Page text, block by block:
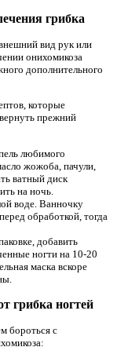
грибка
вид рук или
онихомикоза
дополнительного
которые
прежний
любимого
жожоба, пачули,
ватный диск
на ночь.
воде. Ванночку
обработкой, тогда
добавить
ногти на 10-20
маска вскоре
грибка ногтей
бороться с